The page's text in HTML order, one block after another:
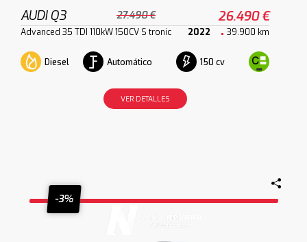
AUDI Q3 27.490 € 26.490 €
Advanced 35 TDI 110kW 150CV S tronic 2022 39.900 km
Diesel Automático 150 cv
VER DETALLES
-3%